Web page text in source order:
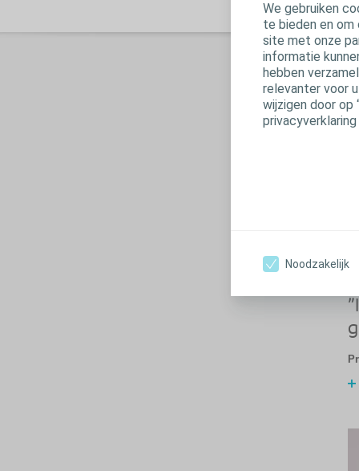
We gebruiken
te bieden en om
site met onze
informatie
hebben
relevanter voor
wijzigen door op
Noodzakelijk